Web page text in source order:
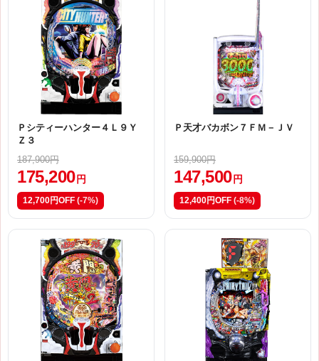
Ｐシティーハンター４Ｌ９Ｙ
Ｚ３
187,900円
175,200 円
12,700円OFF (-7%)
Ｐ天才バカボン７ＦＭ－ＪＶ
159,900円
147,500 円
12,400円OFF (-8%)